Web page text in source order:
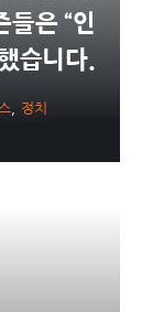
들은 “인
습니다.
정치